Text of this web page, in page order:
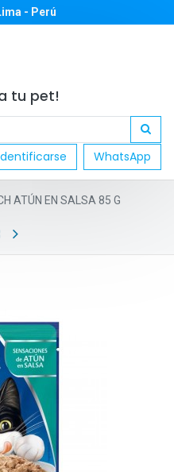
- Perú
tu pet!
WhatsApp
ATÚN EN SALSA 85 G